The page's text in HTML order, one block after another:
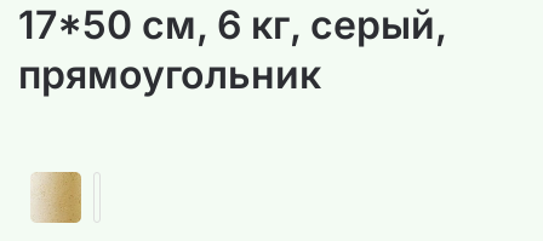
17*50 см, 6 кг, серый,
прямоугольник